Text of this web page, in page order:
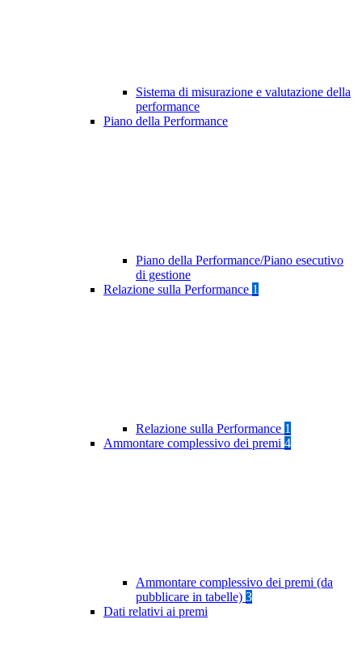
Sistema di misurazione e valutazione della
performance
Piano della Performance
Piano della Performance/Piano esecutivo
di gestione
Relazione sulla Performance 1
Relazione sulla Performance 1
Ammontare complessivo dei premi 4
Ammontare complessivo dei premi (da
pubblicare in tabelle) 3
Dati relativi ai premi